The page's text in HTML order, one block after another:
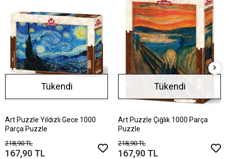
Tükendi
Art Puzzle Yıldızlı Gece 1000
Parça Puzzle
218,90 TL
167,90 TL
Tükendi
Art Puzzle Çığlık 1000 Parça
Puzzle
218,90 TL
167,90 TL